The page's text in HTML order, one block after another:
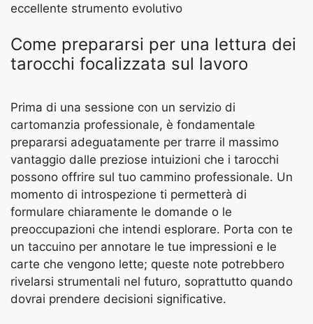
eccellente strumento evolutivo
Come prepararsi per una lettura dei
tarocchi focalizzata sul lavoro
Prima di una sessione con un servizio di
cartomanzia professionale, è fondamentale
prepararsi adeguatamente per trarre il massimo
vantaggio dalle preziose intuizioni che i tarocchi
possono offrire sul tuo cammino professionale. Un
momento di introspezione ti permetterà di
formulare chiaramente le domande o le
preoccupazioni che intendi esplorare. Porta con te
un taccuino per annotare le tue impressioni e le
carte che vengono lette; queste note potrebbero
rivelarsi strumentali nel futuro, soprattutto quando
dovrai prendere decisioni significative.